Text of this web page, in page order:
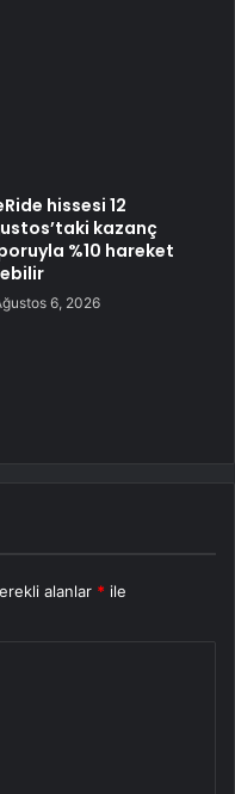
hissesi 12
kazanç
%10 hareket
6, 2026
alanlar * ile